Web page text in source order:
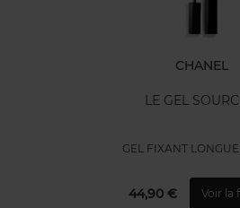
CHANEL
LE GEL
GEL FIXANT
44,90 € Voir la